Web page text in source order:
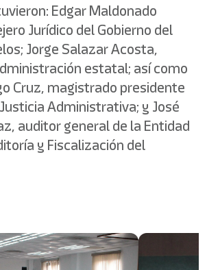
Edgar Maldonado
Jurídico del Gobierno del
Jorge Salazar Acosta,
estatal; así como
Cruz, magistrado presidente
Administrativa; y José
auditor general de la Entidad
y Fiscalización del